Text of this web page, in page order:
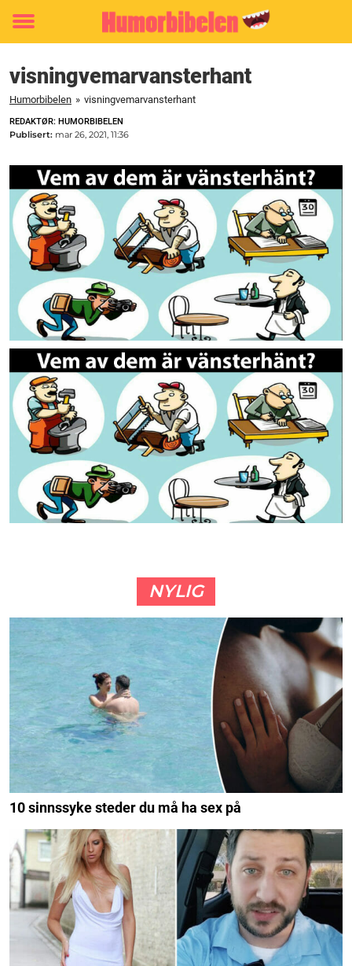
Toggle
visningvemarvansterhant
Humorbibelen » visningvemarvansterhant
REDAKTØR: HUMORBIBELEN
Publisert: mar 26, 2021, 11:36
NYLIG
10 sinnssyke steder du må ha sex på